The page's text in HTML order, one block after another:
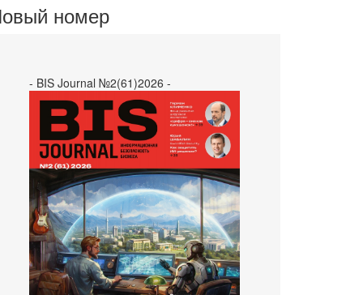
номер
- BIS Journal №2(61)2026 -